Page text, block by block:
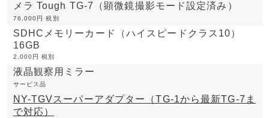
メラ Tough TG-7（顕微鏡撮影モード設定済み）
76,000円 税別
SDHCメモリーカード（ハイスピードクラス10）
16GB
2,000円 税別
液晶観察用ミラー
サービス品
NY-TGVスーパーアダプター（TG-1から最新TG-7ま
で対応）